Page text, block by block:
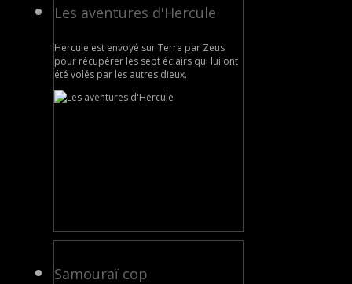
Les aventures d'Hercule
Hercule est envoyé sur Terre par Zeus
pour récupérer les sept éclairs qui lui ont
été volés par les autres dieux.
Samouraï cop